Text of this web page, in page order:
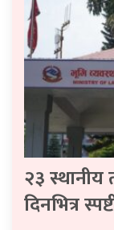
२३
दिनभित्र